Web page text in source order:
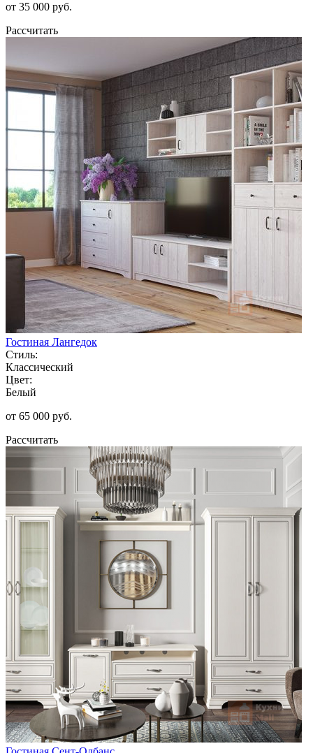
от 35 000 руб.
Рассчитать
Гостиная Лангедок
Стиль:
Классический
Цвет:
Белый
от 65 000 руб.
Рассчитать